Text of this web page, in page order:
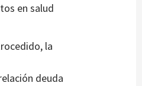
en salud
la
deuda